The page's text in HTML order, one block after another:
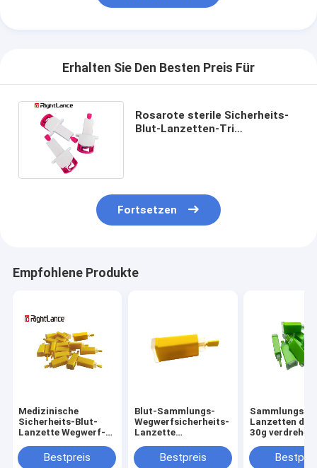
Erhalten Sie Den Besten Preis Für
Rosarote sterile Sicherheits-
Blut-Lanzetten-Tri
Fortsetzen
Empfohlene Produkte
Medizinische
Sicherheits-Blut-
Lanzette Wegwerf-
Produkt-Klassen-II
automatisch
Bestpreis
Blut-Sammlungs-
Wegwerfsicherheits-
Lanzette
26g 28g 30g
Bestpreis
Sammlungs-
Lanzetten
30g
Druck
Glukose-